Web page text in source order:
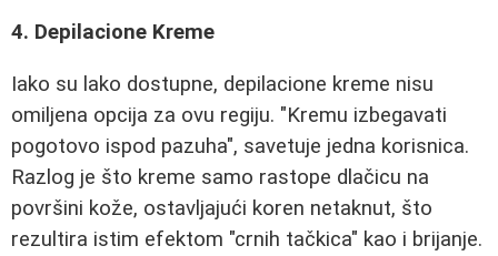
4. Depilacione Kreme
Iako su lako dostupne, depilacione kreme nisu
omiljena opcija za ovu regiju. "Kremu izbegavati
pogotovo ispod pazuha", savetuje jedna korisnica.
Razlog je što kreme samo rastope dlačicu na
površini kože, ostavljajući koren netaknut, što
rezultira istim efektom "crnih tačkica" kao i brijanje.